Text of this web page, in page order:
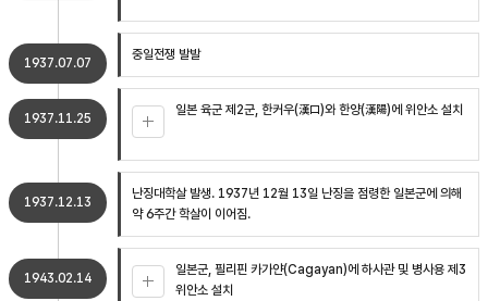
1937.07.07
중일전쟁 발발
1937.11.25
일본 육군 제2군, 한커우(漢口)와 한양(漢陽)에 위안소 설치
1937.12.13
난징대학살 발생. 1937년 12월 13일 난징을 점령한 일본군에 의해
약 6주간 학살이 이어짐.
1943.02.14
일본군, 필리핀 카가얀(Cagayan)에 하사관 및 병사용 제3
위안소 설치